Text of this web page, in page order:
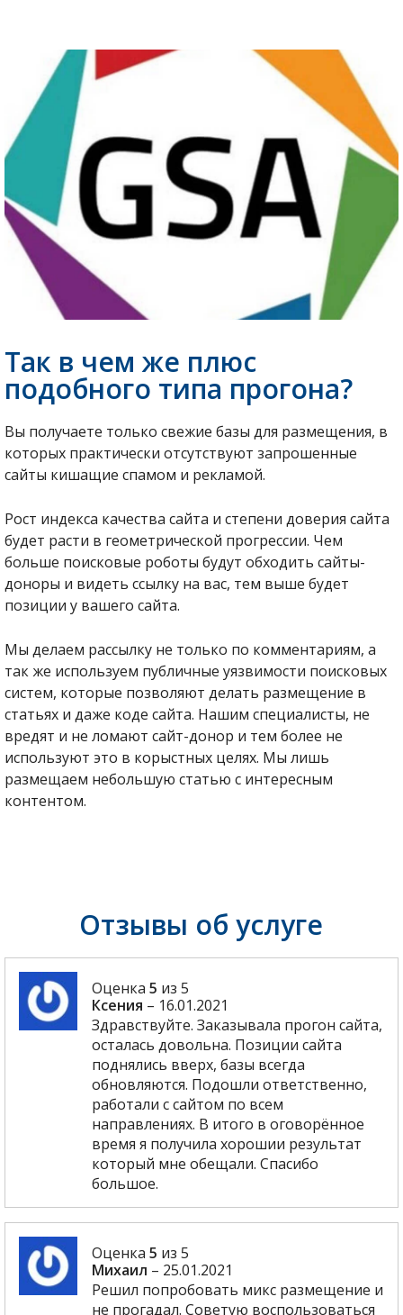
Так в чем же плюс
подобного типа прогона?
Вы получаете только свежие базы для размещения, в
которых практически отсутствуют запрошенные
сайты кишащие спамом и рекламой.
Рост индекса качества сайта и степени доверия сайта
будет расти в геометрической прогрессии. Чем
больше поисковые роботы будут обходить сайты-
доноры и видеть ссылку на вас, тем выше будет
позиции у вашего сайта.
Мы делаем рассылку не только по комментариям, а
так же используем публичные уязвимости поисковых
систем, которые позволяют делать размещение в
статьях и даже коде сайта. Нашим специалисты, не
вредят и не ломают сайт-донор и тем более не
используют это в корыстных целях. Мы лишь
размещаем небольшую статью с интересным
контентом.
Отзывы об услуге
Оценка 5 из 5
Ксения – 16.01.2021
Здравствуйте. Заказывала прогон сайта,
осталась довольна. Позиции сайта
поднялись вверх, базы всегда
обновляются. Подошли ответственно,
работали с сайтом по всем
направлениях. В итого в оговорённое
время я получила хорошии результат
который мне обещали. Спасибо
большое.
Оценка 5 из 5
Михаил – 25.01.2021
Решил попробовать микс размещение и
не прогадал. Советую воспользоваться